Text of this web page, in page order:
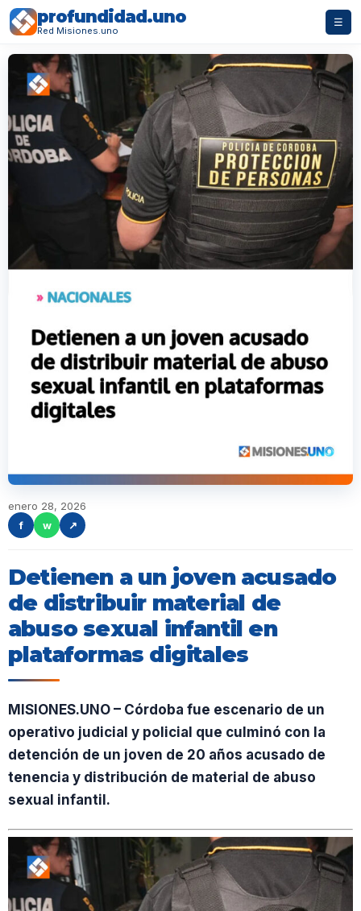
profundidad.uno
Red Misiones.uno
☰
enero 28, 2026
f
w ↗
Detienen a un joven acusado
de distribuir material de
abuso sexual infantil en
plataformas digitales
MISIONES.UNO – Córdoba fue escenario de un
operativo judicial y policial que culminó con la
detención de un joven de 20 años acusado de
tenencia y distribución de material de abuso
sexual infantil.